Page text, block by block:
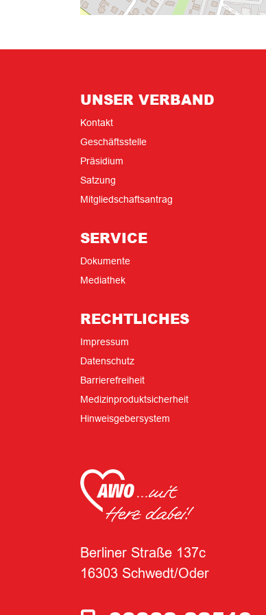
UNSER VERBAND
Kontakt
Geschäftsstelle
Präsidium
Satzung
Mitgliedschaftsantrag
SERVICE
Dokumente
Mediathek
RECHTLICHES
Impressum
Datenschutz
Barrierefreiheit
Medizinproduktsicherheit
Hinweisgebersystem
Berliner Straße 137c
16303 Schwedt/Oder